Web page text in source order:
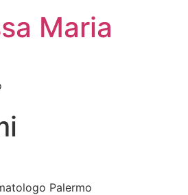
Maria
Palermo